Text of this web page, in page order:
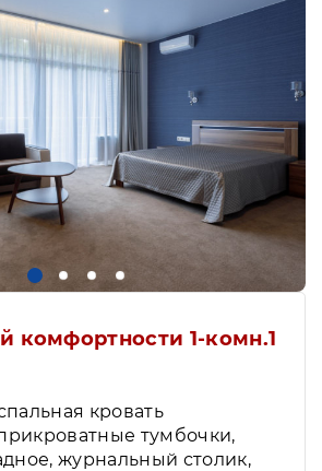
комфортности 1-комн.1
кровать
тумбочки,
журнальный столик,